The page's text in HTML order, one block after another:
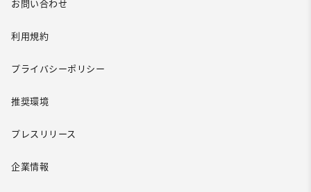
お問い合わせ
利用規約
プライバシーポリシー
推奨環境
プレスリリース
企業情報